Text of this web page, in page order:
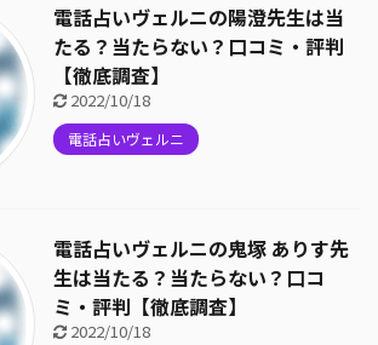
電話占いヴェルニの陽澄先生は当
たる？当たらない？口コミ・評判
【徹底調査】
2022/10/18
電話占いヴェルニ
電話占いヴェルニの鬼塚 ありす先
生は当たる？当たらない？口コ
ミ・評判【徹底調査】
2022/10/18